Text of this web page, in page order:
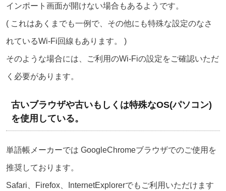
インポート画面が開けない場合もあるようです。
( これはあくまでも一例で、その他にも特殊な設定のなさ
れているWi-Fi回線もあります。 )
そのような場合には、ご利用のWi-Fiの設定をご確認いただ
く必要があります。
古いブラウザや古いもしくは特殊なOS(パソコン)
を使用している。
単語帳メーカーでは GoogleChromeブラウザでのご使用を
推奨しております。
Safari、Firefox、InternetExplorerでもご利用いただけます